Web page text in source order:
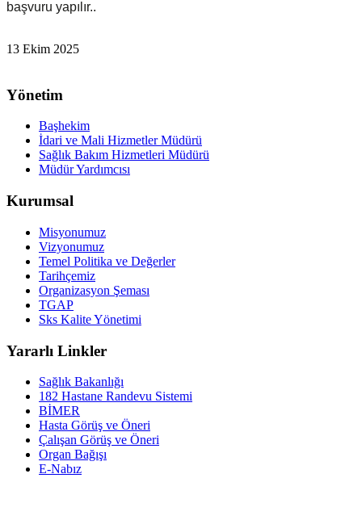
başvuru yapılır..
13 Ekim 2025
Yönetim
Başhekim
İdari ve Mali Hizmetler Müdürü
Sağlık Bakım Hizmetleri Müdürü
Müdür Yardımcısı
Kurumsal
Misyonumuz
Vizyonumuz
Temel Politika ve Değerler
Tarihçemiz
Organizasyon Şeması
TGAP
Sks Kalite Yönetimi
Yararlı Linkler
Sağlık Bakanlığı
182 Hastane Randevu Sistemi
BİMER
Hasta Görüş ve Öneri
Çalışan Görüş ve Öneri
Organ Bağışı
E-Nabız